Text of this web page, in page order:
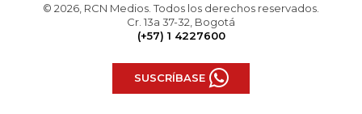
© 2026, RCN Medios. Todos los derechos reservados.
Cr. 13a 37-32, Bogotá
(+57) 1 4227600
SUSCRÍBASE